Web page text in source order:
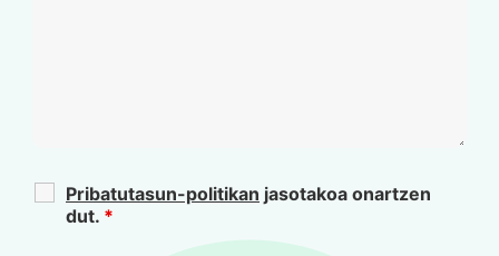
Pribatutasun-politikan jasotakoa onartzen
dut. *